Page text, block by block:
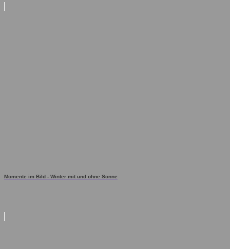
Momente im Bild - Winter mit und ohne Sonne